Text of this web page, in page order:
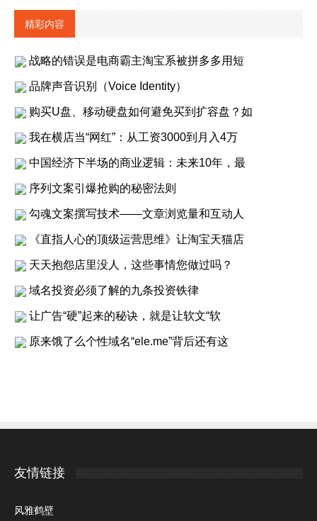
精彩内容
战略的错误是电商霸主淘宝系被拼多多用短
品牌声音识别（Voice Identity）
购买U盘、移动硬盘如何避免买到扩容盘？如
我在横店当“网红”：从工资3000到月入4万
中国经济下半场的商业逻辑：未来10年，最
序列文案引爆抢购的秘密法则
勾魂文案撰写技术——文章浏览量和互动人
《直指人心的顶级运营思维》让淘宝天猫店
天天抱怨店里没人，这些事情您做过吗？
域名投资必须了解的九条投资铁律
让广告“硬”起来的秘诀，就是让软文“软
原来饿了么个性域名“ele.me”背后还有这
友情链接
风雅鹤壁